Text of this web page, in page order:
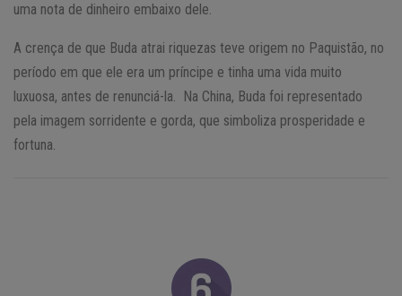
uma nota de dinheiro embaixo dele.
A crença de que Buda atrai riquezas teve origem no Paquistão, no
período em que ele era um príncipe e tinha uma vida muito
luxuosa, antes de renunciá-la. Na China, Buda foi representado
pela imagem sorridente e gorda, que simboliza prosperidade e
fortuna.